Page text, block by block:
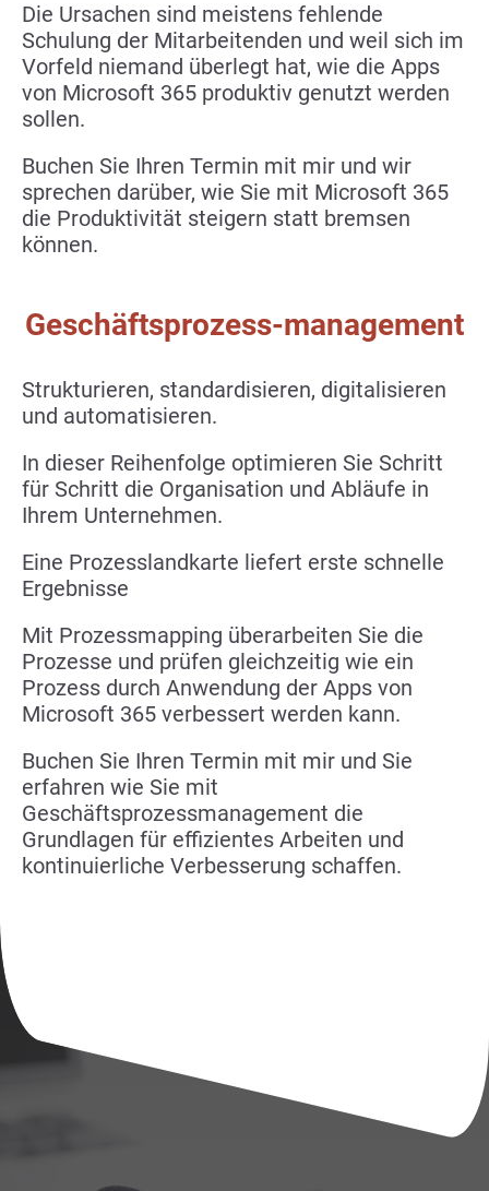
Die Ursachen sind meistens fehlende
Schulung der Mitarbeitenden und weil sich im
Vorfeld niemand überlegt hat, wie die Apps
von Microsoft 365 produktiv genutzt werden
sollen.
Buchen Sie Ihren Termin mit mir und wir
sprechen darüber, wie Sie mit Microsoft 365
die Produktivität steigern statt bremsen
können.
Geschäftsprozess-management
Strukturieren, standardisieren, digitalisieren
und automatisieren.
In dieser Reihenfolge optimieren Sie Schritt
für Schritt die Organisation und Abläufe in
Ihrem Unternehmen.
Eine Prozesslandkarte liefert erste schnelle
Ergebnisse
Mit Prozessmapping überarbeiten Sie die
Prozesse und prüfen gleichzeitig wie ein
Prozess durch Anwendung der Apps von
Microsoft 365 verbessert werden kann.
Buchen Sie Ihren Termin mit mir und Sie
erfahren wie Sie mit
Geschäftsprozessmanagement die
Grundlagen für effizientes Arbeiten und
kontinuierliche Verbesserung schaffen.